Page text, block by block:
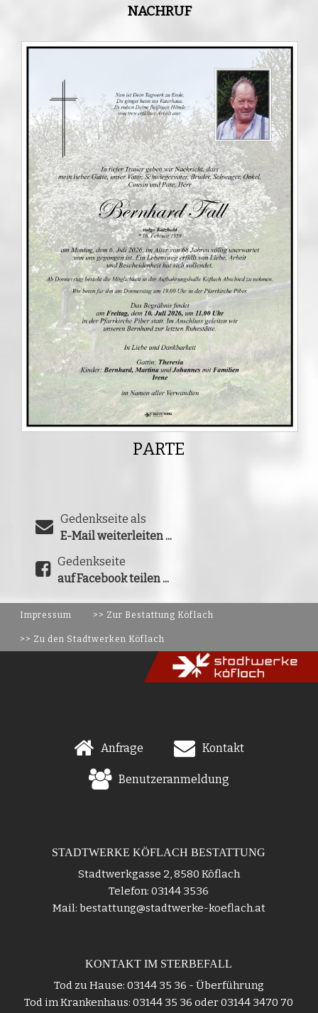
NACHRUF
PARTE
Gedenkseite als
E-Mail weiterleiten ...
Gedenkseite
auf Facebook teilen ...
Impressum >> Zur Bestattung Köflach
>> Zu den Stadtwerken Köflach
Anfrage Kontakt
Benutzeranmeldung
STADTWERKE KÖFLACH BESTATTUNG
Stadtwerkgasse 2, 8580 Köflach
Telefon: 03144 3536
Mail: bestattung@stadtwerke-koeflach.at
KONTAKT IM STERBEFALL
Tod zu Hause: 03144 35 36 - Überführung
Tod im Krankenhaus: 03144 35 36 oder 03144 3470 70